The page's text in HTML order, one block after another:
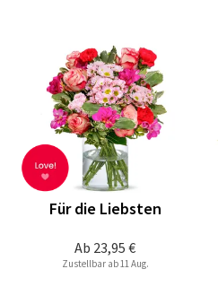
Ab 23,95 €
Für die Liebsten
Zustellbar ab 11 Aug.